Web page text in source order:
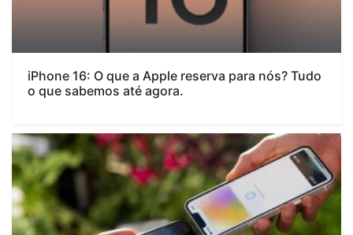
iPhone 16: O que a Apple reserva para nós? Tudo
o que sabemos até agora.